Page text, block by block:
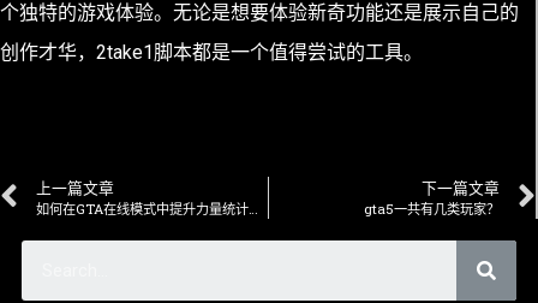
个独特的游戏体验。无论是想要体验新奇功能还是展示自己的
创作才华，2take1脚本都是一个值得尝试的工具。
上一篇文章 下一篇文章
gta5一共有几类玩家？